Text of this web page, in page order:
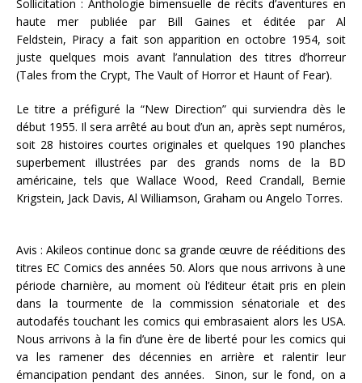
Sollicitation : Anthologie bimensuelle de récits d’aventures en
haute mer publiée par Bill Gaines et éditée par Al
Feldstein, Piracy a fait son apparition en octobre 1954, soit
juste quelques mois avant l’annulation des titres d’horreur
(Tales from the Crypt, The Vault of Horror et Haunt of Fear).
Le titre a préfiguré la “New Direction” qui surviendra dès le
début 1955. Il sera arrêté au bout d’un an, après sept numéros,
soit 28 histoires courtes originales et quelques 190 planches
superbement illustrées par des grands noms de la BD
américaine, tels que Wallace Wood, Reed Crandall, Bernie
Krigstein, Jack Davis, Al Williamson, Graham ou Angelo Torres.
Avis : Akileos continue donc sa grande œuvre de rééditions des
titres EC Comics des années 50. Alors que nous arrivons à une
période charnière, au moment où l’éditeur était pris en plein
dans la tourmente de la commission sénatoriale et des
autodafés touchant les comics qui embrasaient alors les USA.
Nous arrivons à la fin d’une ère de liberté pour les comics qui
va les ramener des décennies en arrière et ralentir leur
émancipation pendant des années. Sinon, sur le fond, on a